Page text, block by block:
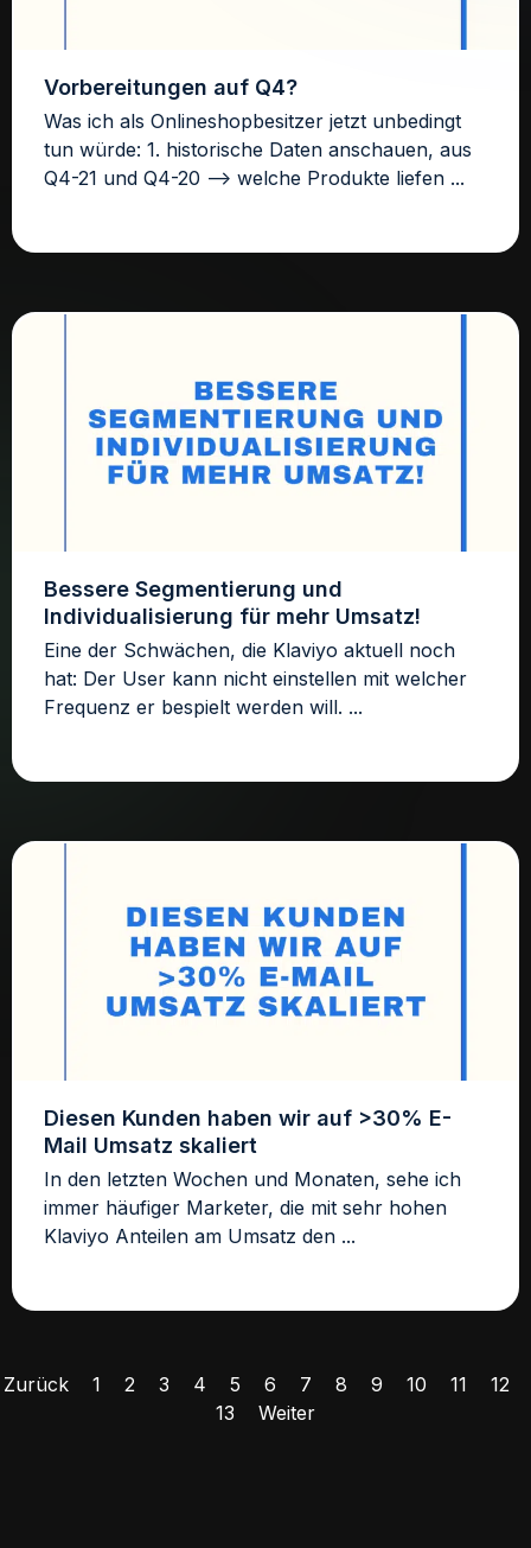
Vorbereitungen auf Q4?
Was ich als Onlineshopbesitzer jetzt unbedingt
tun würde: 1. historische Daten anschauen, aus
Q4-21 und Q4-20 –> welche Produkte liefen ...
Bessere Segmentierung und
Individualisierung für mehr Umsatz!
Eine der Schwächen, die Klaviyo aktuell noch
hat: Der User kann nicht einstellen mit welcher
Frequenz er bespielt werden will. ...
Diesen Kunden haben wir auf >30% E-
Mail Umsatz skaliert
In den letzten Wochen und Monaten, sehe ich
immer häufiger Marketer, die mit sehr hohen
Klaviyo Anteilen am Umsatz den ...
Zurück 1 2 3 4 5 6 7 8 9 10 11
12
13
Weiter